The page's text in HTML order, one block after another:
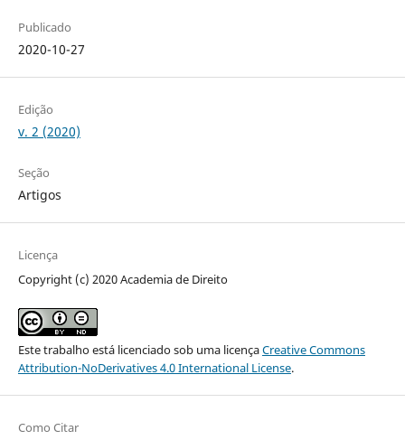
Publicado
2020-10-27
Edição
v. 2 (2020)
Seção
Artigos
Licença
Copyright (c) 2020 Academia de Direito
Este trabalho está licenciado sob uma licençaCreative Commons
Attribution-NoDerivatives 4.0 International License.
Como Citar